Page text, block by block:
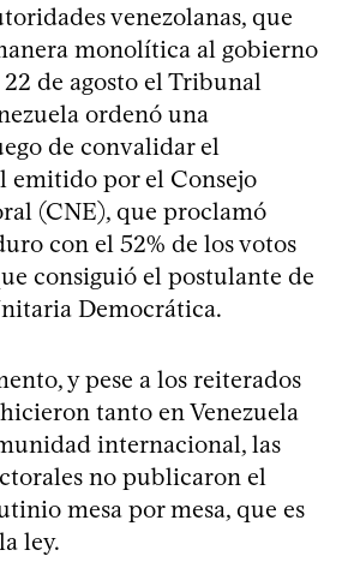
venezolanas, que
monolítica al gobierno
de agosto el Tribunal
ordenó una
de convalidar el
emitido por el Consejo
(CNE), que proclamó
con el 52% de los votos
consiguió el postulante de
Democrática.
y pese a los reiterados
tanto en Venezuela
internacional, las
no publicaron el
mesa por mesa, que es
ley.